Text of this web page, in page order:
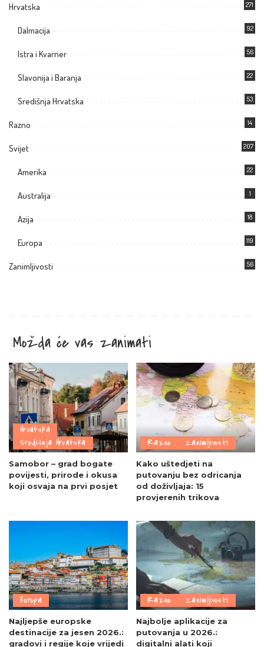
Hrvatska 271
Dalmacija 92
Istra i Kvarner 56
Slavonija i Baranja 22
Središnja Hrvatska 53
Razno 14
Svijet 207
Amerika 22
Australija 1
Azija 18
Europa 119
Zanimljivosti 56
Možda će vas zanimati
Hrvatska
Središnja Hrvatska
Samobor – grad bogate
povijesti, prirode i okusa
koji osvaja na prvi posjet
Razno Zanimljivosti
Kako uštedjeti na
putovanju bez odricanja
od doživljaja: 15
provjerenih trikova
Europa
Najljepše europske
destinacije za jesen 2026.:
gradovi i regije koje vrijedi
Razno Zanimljivosti
Najbolje aplikacije za
putovanja u 2026.:
digitalni alati koji